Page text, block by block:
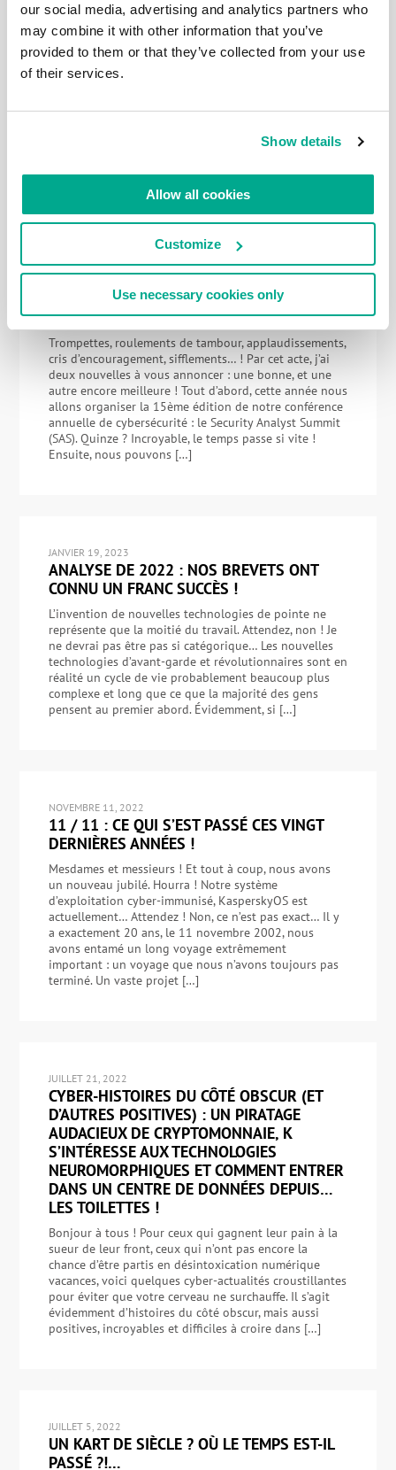
our social media, advertising and analytics partners who
may combine it with other information that you’ve
provided to them or that they’ve collected from your use
of their services.
Show details
Allow all cookies
Customize
Use necessary cookies only
FÉVRIER 27, 2024
LES RÉCOMPENSES NE SONT JAMAIS TROP
NOMBREUSES. SURTOUT SI ELLES SONT
EUROPÉENNES !
morne qu’il fait en Europe. J’y étais pour les affaires –
EXPERTS EN CYBERSÉCURITÉ : LE SAS EST
DE RETOUR ET EN PRÉSENTIEL !
Trompettes, roulements de tambour, applaudissements,
cris d’encouragement, sifflements… ! Par cet acte, j’ai
deux nouvelles à vous annoncer : une bonne, et une
autre encore meilleure ! Tout d’abord, cette année nous
allons organiser la 15ème édition de notre conférence
annuelle de cybersécurité : le Security Analyst Summit
(SAS). Quinze ? Incroyable, le temps passe si vite !
Ensuite, nous pouvons […]
JANVIER 19, 2023
ANALYSE DE 2022 : NOS BREVETS ONT
CONNU UN FRANC SUCCÈS !
L’invention de nouvelles technologies de pointe ne
représente que la moitié du travail. Attendez, non ! Je
ne devrai pas être pas si catégorique… Les nouvelles
technologies d’avant-garde et révolutionnaires sont en
réalité un cycle de vie probablement beaucoup plus
complexe et long que ce que la majorité des gens
pensent au premier abord. Évidemment, si […]
NOVEMBRE 11, 2022
11 / 11 : CE QUI S’EST PASSÉ CES VINGT
DERNIÈRES ANNÉES !
Mesdames et messieurs ! Et tout à coup, nous avons
un nouveau jubilé. Hourra ! Notre système
d’exploitation cyber-immunisé, KasperskyOS est
actuellement… Attendez ! Non, ce n’est pas exact… Il y
a exactement 20 ans, le 11 novembre 2002, nous
avons entamé un long voyage extrêmement
important : un voyage que nous n’avons toujours pas
terminé. Un vaste projet […]
JUILLET 21, 2022
CYBER-HISTOIRES DU CÔTÉ OBSCUR (ET
D’AUTRES POSITIVES) : UN PIRATAGE
AUDACIEUX DE CRYPTOMONNAIE, K
S’INTÉRESSE AUX TECHNOLOGIES
NEUROMORPHIQUES ET COMMENT ENTRER
DANS UN CENTRE DE DONNÉES DEPUIS…
LES TOILETTES !
Bonjour à tous ! Pour ceux qui gagnent leur pain à la
sueur de leur front, ceux qui n’ont pas encore la
chance d’être partis en désintoxication numérique
vacances, voici quelques cyber-actualités croustillantes
pour éviter que votre cerveau ne surchauffe. Il s’agit
évidemment d’histoires du côté obscur, mais aussi
positives, incroyables et difficiles à croire dans […]
JUILLET 5, 2022
UN KART DE SIÈCLE ? OÙ LE TEMPS EST-IL
PASSÉ ?!…